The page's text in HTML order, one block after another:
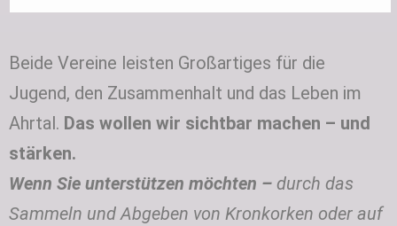
Beide Vereine leisten Großartiges für die
Jugend, den Zusammenhalt und das Leben im
Ahrtal. Das wollen wir sichtbar machen – und
stärken.
Wenn Sie unterstützen möchten – durch das
Sammeln und Abgeben von Kronkorken oder auf